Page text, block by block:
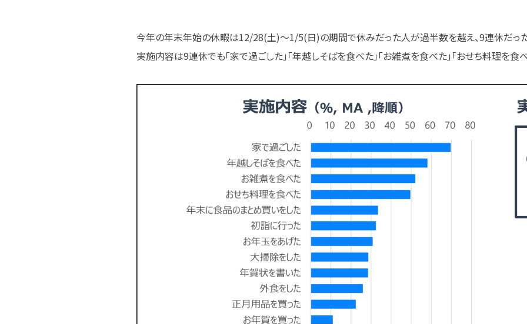
今年の年末年始の休暇は12/28(土)～1/5(日)の期間で休みだった人が過半数を越え、9連休だっ
実施内容は9連休でも「家で過ごした」「年越しそばを食べた」「お雑煮を食べた」「おせち料理を食